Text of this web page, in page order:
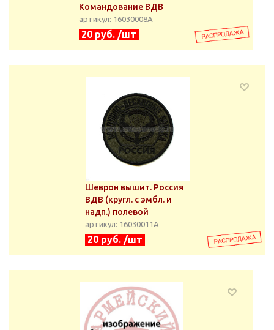
Командование ВДВ
артикул: 16030008А
20 руб. /шт
Шеврон вышит. Россия
ВДВ (кругл. с эмбл. и
надп.) полевой
артикул: 16030011А
20 руб. /шт